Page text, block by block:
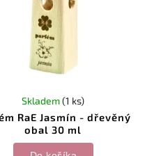
RaE Jasmín - dřevěný
obal 30 ml
Skladem(1 ks)